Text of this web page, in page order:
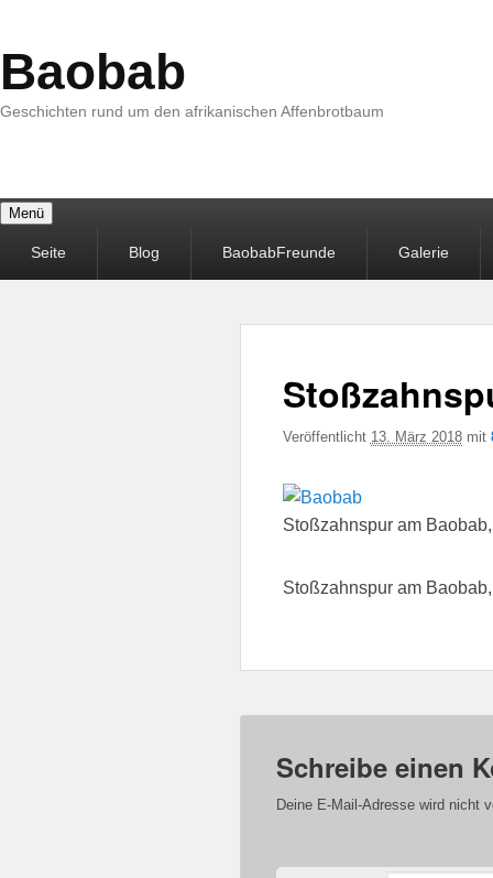
Baobab
Geschichten rund um den afrikanischen Affenbrotbaum
Menü
MenüSeite Blog BaobabFreunde Galerie
Veröffentlicht 13. März 2018mit
Stoßzahnspur am
Stoßzahnspur am
Schreibe einen
Deine E-Mail-Adresse wird nicht